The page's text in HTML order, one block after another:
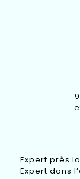
Expert près
Expert dans